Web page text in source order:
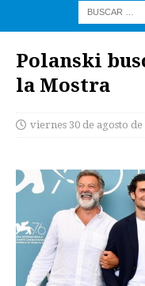
Polanski
la Mostra
viernes 30 de agosto de